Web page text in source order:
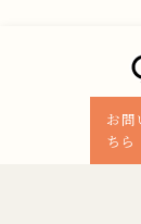
お問
ちら
© 2026 茨城県つ